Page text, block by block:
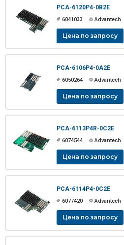
PCA-6120P4-0B2E
6041033 Advantech
Цена по запросу
PCA-6106P4-0A2E
6050264 Advantech
Цена по запросу
PCA-6113P4R-0C2E
6074544 Advantech
Цена по запросу
PCA-6114P4-0C2E
6077420 Advantech
Цена по запросу